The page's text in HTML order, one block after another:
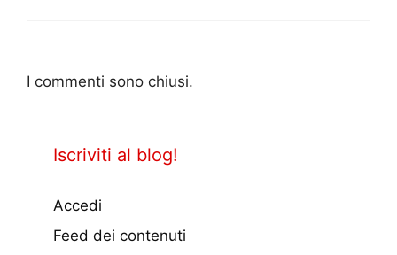
I commenti sono chiusi.
Iscriviti al blog!
Accedi
Feed dei contenuti